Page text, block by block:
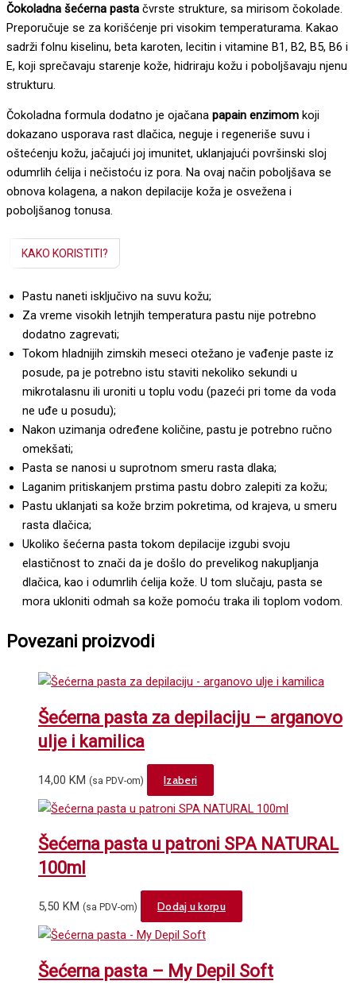
Čokoladna šećerna pasta čvrste strukture, sa mirisom čokolade.
Preporučuje se za korišćenje pri visokim temperaturama. Kakao
sadrži folnu kiselinu, beta karoten, lecitin i vitamine B1, B2, B5, B6 i
E, koji sprečavaju starenje kože, hidriraju kožu i poboljšavaju njenu
strukturu.
Čokoladna formula dodatno je ojačana papain enzimom koji
dokazano usporava rast dlačica, neguje i regeneriše suvu i
oštećenju kožu, jačajući joj imunitet, uklanjajući površinski sloj
odumrlih ćelija i nečistoću iz pora. Na ovaj način poboljšava se
obnova kolagena, a nakon depilacije koža je osvežena i
poboljšanog tonusa.
KAKO KORISTITI?
Pastu naneti isključivo na suvu kožu;
Za vreme visokih letnjih temperatura pastu nije potrebno
dodatno zagrevati;
Tokom hladnijih zimskih meseci otežano je vađenje paste iz
posude, pa je potrebno istu staviti nekoliko sekundi u
mikrotalasnu ili uroniti u toplu vodu (pazeći pri tome da voda
ne uđe u posudu);
Nakon uzimanja određene količine, pastu je potrebno ručno
omekšati;
Pasta se nanosi u suprotnom smeru rasta dlaka;
Laganim pritiskanjem prstima pastu dobro zalepiti za kožu;
Pastu uklanjati sa kože brzim pokretima, od krajeva, u smeru
rasta dlačica;
Ukoliko šećerna pasta tokom depilacije izgubi svoju
elastičnost to znači da je došlo do prevelikog nakupljanja
dlačica, kao i odumrlih ćelija kože. U tom slučaju, pasta se
mora ukloniti odmah sa kože pomoću traka ili toplom vodom.
Povezani proizvodi
Šećerna pasta za depilaciju – arganovo
ulje i kamilica
14,00 KM (sa PDV-om) Izaberi
product
has
multiple
variants.
options
may
on
Šećerna pasta u patroni SPA NATURAL
100ml
5,50 KM (sa PDV-om) Dodaj u korpu
Šećerna pasta – My Depil Soft